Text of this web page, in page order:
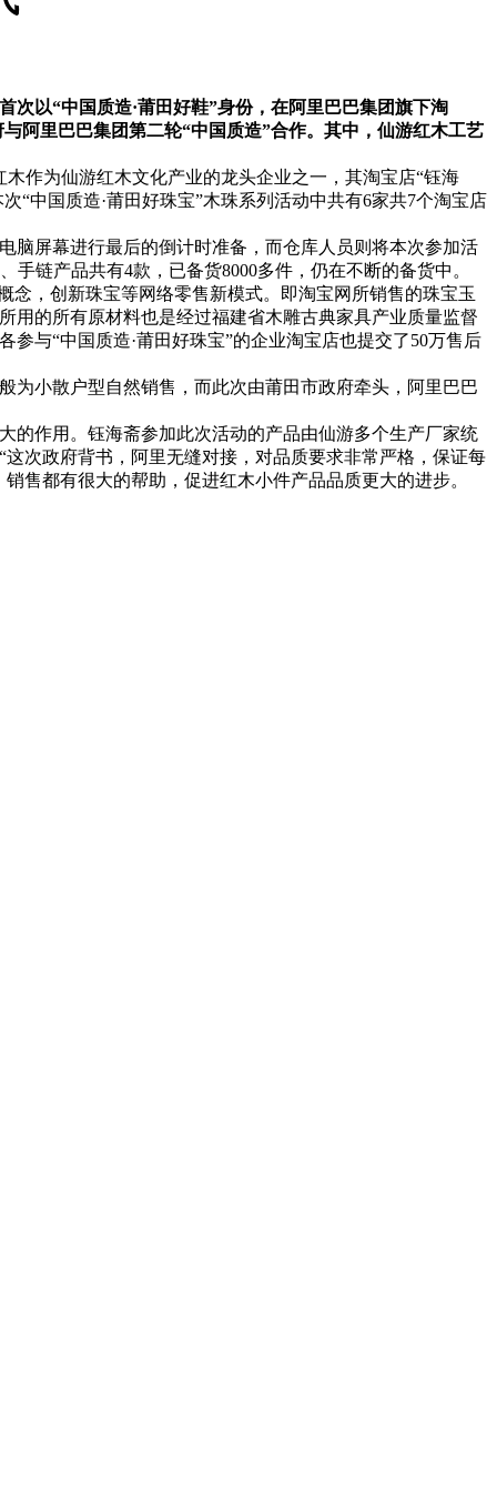
次以“中国质造·莆田好鞋”身份，在阿里巴巴集团旗下淘
阿里巴巴集团第二轮“中国质造”合作。其中，仙游红木工艺
作为仙游红木文化产业的龙头企业之一，其淘宝店“钰海
“中国质造·莆田好珠宝”木珠系列活动中共有6家共7个淘宝店
屏幕进行最后的倒计时准备，而仓库人员则将本次参加活
链产品共有4款，已备货8000多件，仍在不断的备货中。
，创新珠宝等网络零售新模式。即淘宝网所销售的珠宝玉
用的所有原材料也是经过福建省木雕古典家具产业质量监督
与“中国质造·莆田好珠宝”的企业淘宝店也提交了50万售后
小散户型自然销售，而此次由莆田市政府牵头，阿里巴巴
作用。钰海斋参加此次活动的产品由仙游多个生产厂家统
次政府背书，阿里无缝对接，对品质要求非常严格，保证每
售都有很大的帮助，促进红木小件产品品质更大的进步。